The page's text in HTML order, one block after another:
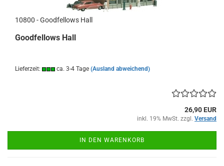
10800 - Goodfellows Hall
Goodfellows Hall
Lieferzeit: ca. 3-4 Tage (Ausland abweichend)
26,90 EUR
inkl. 19% MwSt. zzgl. Versand
IN DEN WARENKORB